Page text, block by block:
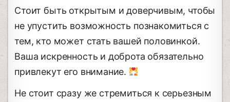
Стоит быть открытым и доверчивым, чтобы
не упустить возможность познакомиться с
тем, кто может стать вашей половинкой.
Ваша искренность и доброта обязательно
привлекут его внимание.
Не стоит сразу же стремиться к серьезным